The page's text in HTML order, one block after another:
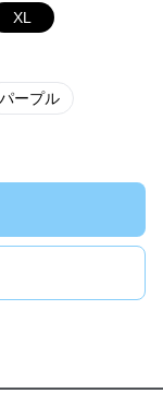
XL
パープル